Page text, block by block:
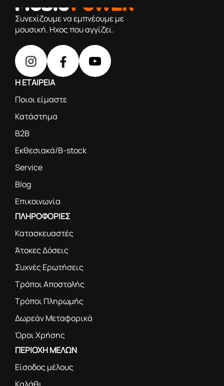
Συνεχίζουμε να εμπνέουμε με
μουσική. Ηχος που αγγίζει.
Η ΕΤΑΙΡΕΙΑ
Ποιοι είμαστε
Κατάστημα
B2B
Εκθεσιακά/B-stock
Service
Blog
Επικοινωνία
ΠΛΗΡΟΦΟΡΙΕΣ
Κατασκευαστές
Άτοκες Δόσεις
Συχνές Ερωτήσεις
Τρόποι Αποστολής
Τρόποι Πληρωμής
Δωρεάν Μεταφορικά
Όροι Χρήσης
ΠΕΡΙΟΧΗ ΜΕΛΩΝ
Είσοδος μέλους